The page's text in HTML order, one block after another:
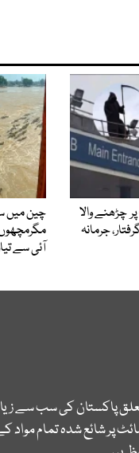
چڑھنے والا
جرمانہ
چین میں
آئی سے
پاکستان کی سب سے
پر شائع شدہ تمام مواد